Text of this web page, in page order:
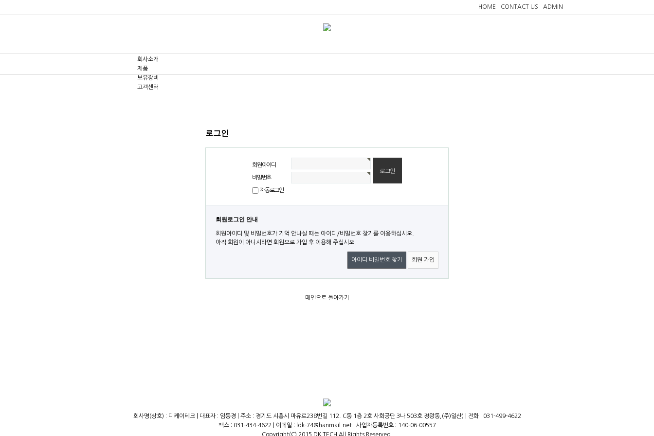
HOME CONTACT US ADMIN
회사소개
제품
보유장비
고객센터
로그인
회원아이디
비밀번호
자동로그인
회원로그인 안내
회원아이디 및 비밀번호가 기억 안나실 때는 아이디/비밀번호 찾기를 이용하십시오.
아직 회원이 아니시라면 회원으로 가입 후 이용해 주십시오.
아이디 비밀번호 찾기 회원 가입
메인으로 돌아가기
회사명(상호) : 디케이테크 | 대표자 : 임동경 | 주소 : 경기도 시흥시 마유로238번길 112. C동 1층 2호 사회공단 3나 503호 정왕동,(주)일산) | 전화 : 031-499-4622
팩스 : 031-434-4622 | 이메일 : ldk-74@hanmail.net | 사업자등록번호 : 140-06-00557
Copyright(C) 2015 DK TECH All Rights Reserved.